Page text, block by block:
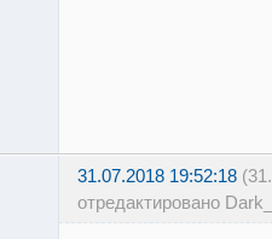
31.07.2018 19:52:18
отредактировано